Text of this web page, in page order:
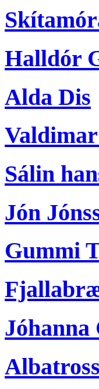
Halldór
Alda Dis
Sálin
Jón
Gummi
Jóhanna
Albatross